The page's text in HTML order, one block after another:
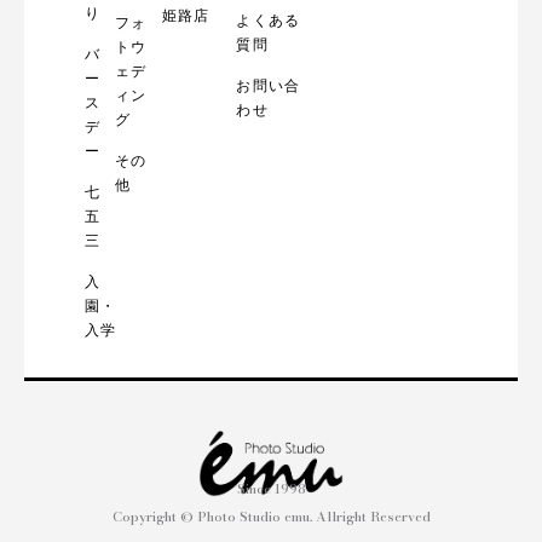
り
バ
ー
ス
デ
ー
七
五
三
入
園・
入学
フォ
トウ
ェデ
ィン
グ
その
他
姫路店
よくある
質問
お問い合
わせ
Since 1998
Copyright © Photo Studio emu. Allright Reserved